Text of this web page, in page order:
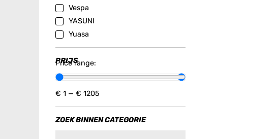
Vespa
YASUNI
Yuasa
PRIJS
Price range:
€ 1 — € 1205
ZOEK BINNEN CATEGORIE